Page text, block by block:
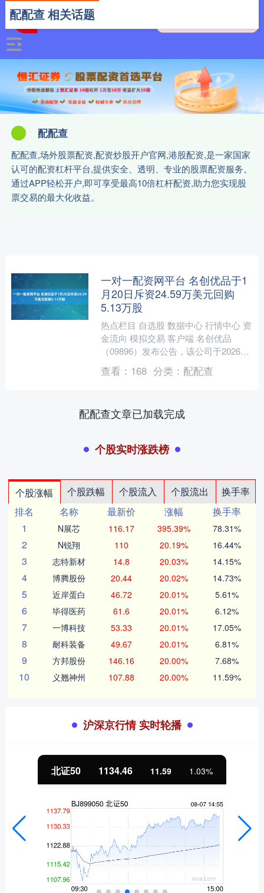
配配查
配配查,场外股票配资,配资炒股开户官网,港股配资,是一家国家
认可的配资杠杆平台,提供安全、透明、专业的股票配资服务。
通过APP轻松开户,即可享受最高10倍杠杆配资,助力您实现股
票交易的最大化收益。
配配查 相关话题
一对一配资网平台 名创优品于1
月20日斥资24.59万美元回购
5.13万股
热点栏目 自选股 数据中心 行情中心 资
金流向 模拟交易 客户端 名创优品
（09896）发布公告，该公司于2026年
1月20日斥资24.59万美元回购5.13万....
查看： 168 分类： 配配查
配配查文章已加载完成
个股实时涨跌榜
个股涨幅 个股跌幅 个股流入 个股流出
换手率
排名
名称 最新价 涨幅
换手率
1
N展芯 116.17 395.39% 78.31%
2 N锐翔 110 20.19% 16.44%
3 志特新材 14.8 20.03% 14.15%
4 博腾股份 20.44 20.02% 14.73%
5 近岸蛋白 46.72 20.01% 5.61%
6 毕得医药 61.6 20.01% 6.12%
7 一博科技 53.33 20.01% 17.05%
8 耐科装备 49.67 20.01% 6.81%
9 方邦股份 146.16 20.00% 7.68%
10 义翘神州 107.88 20.00% 11.59%
沪深京行情 实时轮播
北证50 1134.46 11.59 1.03%